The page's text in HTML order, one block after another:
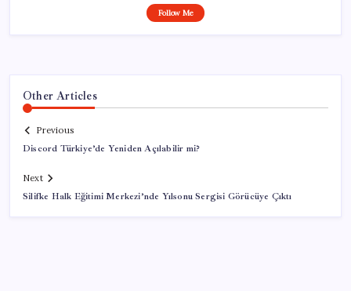
Follow Me
Other Articles
Previous
Discord Türkiye’de Yeniden Açılabilir mi?
Next
Silifke Halk Eğitimi Merkezi’nde Yılsonu Sergisi Görücüye Çıktı